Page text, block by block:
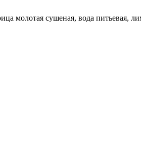
молотая сушеная, вода питьевая,